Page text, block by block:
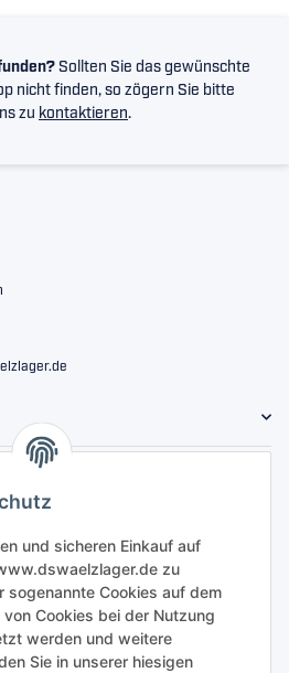
und sicheren Einkauf auf
zu
sogenannte Cookies auf dem
Cookies bei der Nutzung
werden und weitere
Sie in unserer hiesigen
Sollten Sie das gewünschte
nicht finden, so zögern Sie bitte
zu kontaktieren.